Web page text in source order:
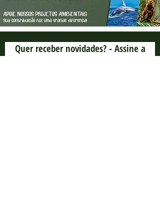
Quer receber novidades? - Assine a